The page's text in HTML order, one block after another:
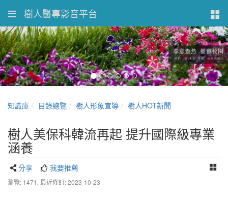
樹人醫專影音平台
知識庫 目錄總覽 樹人形象宣導 樹人HOT新聞
樹人美保科韓流再起 提升國際級專業
涵養
分享 我要推薦
瀏覽: 1471, 最近修訂: 2023-10-23